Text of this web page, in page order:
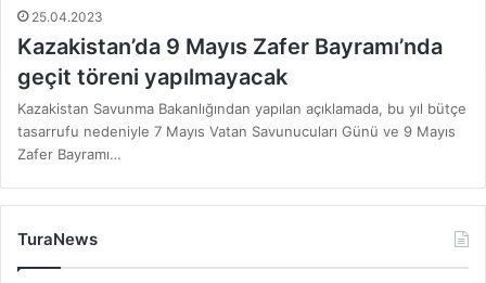
25.04.2023
Kazakistan’da 9 Mayıs Zafer Bayramı’nda
geçit töreni yapılmayacak
Kazakistan Savunma Bakanlığından yapılan açıklamada, bu yıl bütçe
tasarrufu nedeniyle 7 Mayıs Vatan Savunucuları Günü ve 9 Mayıs
Zafer Bayramı…
TuraNews